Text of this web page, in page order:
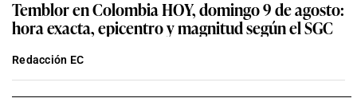
Temblor en Colombia HOY, domingo 9 de agosto:
hora exacta, epicentro y magnitud según el SGC
Redacción EC